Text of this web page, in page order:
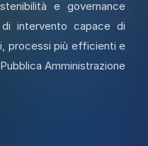
e governance
intervento capace di
processi più efficienti e
Amministrazione